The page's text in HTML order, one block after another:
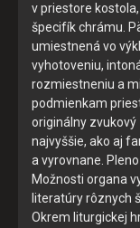
v priestore
špecifík chrámu.
umiestnená vo
vyhotoveniu,
rozmiestneniu a
podmienkam
originálny zvukový
najvyššie, ako aj
a vyrovnane.
Možnosti organa
literatúry rôznych
Okrem liturgickej
Zo zákona
cookie, ktoré sú
Pre všetky
povolenie.
pomôžete nám tak
súhlas s
samozrejme
Vyberte